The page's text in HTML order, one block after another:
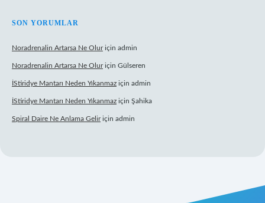
SON YORUMLAR
Noradrenalin Artarsa Ne Oluriçin admin
Noradrenalin Artarsa Ne Oluriçin Gülseren
İStiridye Mantarı Neden Yıkanmaz için admin
İStiridye Mantarı Neden Yıkanmaz için Şahika
Spiral Daire Ne Anlama Geliriçin admin